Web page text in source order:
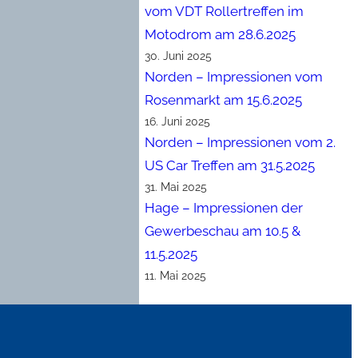
vom VDT Rollertreffen im
Motodrom am 28.6.2025
30. Juni 2025
Norden – Impressionen vom
Rosenmarkt am 15.6.2025
16. Juni 2025
Norden – Impressionen vom 2.
US Car Treffen am 31.5.2025
31. Mai 2025
Hage – Impressionen der
Gewerbeschau am 10.5 &
11.5.2025
11. Mai 2025